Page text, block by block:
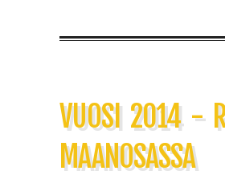
VUOSI 2014 -
MAANOSASSA